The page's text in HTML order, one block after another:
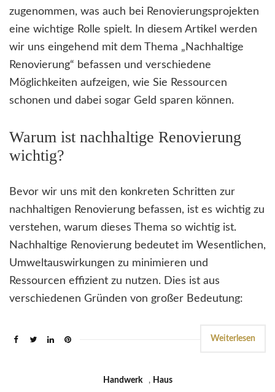
zugenommen, was auch bei Renovierungsprojekten
eine wichtige Rolle spielt. In diesem Artikel werden
wir uns eingehend mit dem Thema „Nachhaltige
Renovierung“ befassen und verschiedene
Möglichkeiten aufzeigen, wie Sie Ressourcen
schonen und dabei sogar Geld sparen können.
Warum ist nachhaltige Renovierung
wichtig?
Bevor wir uns mit den konkreten Schritten zur
nachhaltigen Renovierung befassen, ist es wichtig zu
verstehen, warum dieses Thema so wichtig ist.
Nachhaltige Renovierung bedeutet im Wesentlichen,
Umweltauswirkungen zu minimieren und
Ressourcen effizient zu nutzen. Dies ist aus
verschiedenen Gründen von großer Bedeutung:
Weiterlesen
Handwerk , Haus